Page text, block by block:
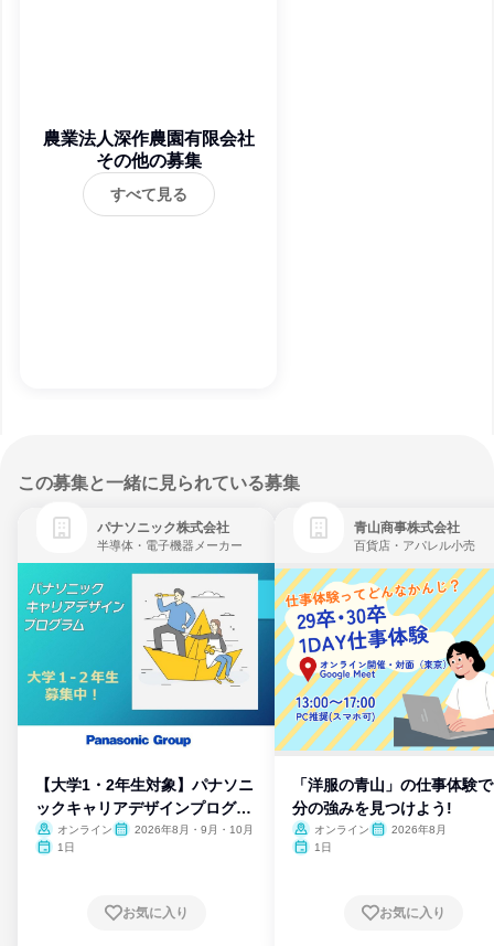
農業法人深作農園有限会社
その他の募集
すべて見る
この募集と一緒に見られている募集
パナソニック株式会社
半導体・電子機器メーカー
【大学1・2年生対象】パナソニ
ックキャリアデザインプログラ
ム
オンライン
2026年8月・9月・10月
1日
お気に入り
青山商事株式会社
百貨店・アパレル小売
「洋服の青山」の仕事体験
分の強みを見つけよう!
オンライン
2026年8月
1日
お気に入り